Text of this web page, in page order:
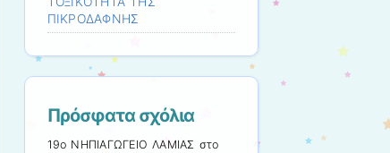
ΠΙΚΡΟΔΑΦΝΗΣ
Πρόσφατα σχόλια
19ο ΝΗΠΙΑΓΩΓΕΙΟ ΛΑΜΙΑΣ στο